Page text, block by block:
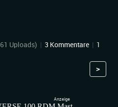
Uploads) | 3 Kommentare | 1
>